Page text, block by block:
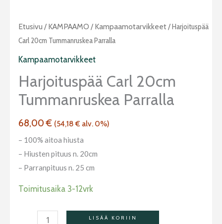
Etusivu / KAMPAAMO / Kampaamotarvikkeet/ Harjoituspää
Carl 20cm Tummanruskea Parralla
Kampaamotarvikkeet
Harjoituspää Carl 20cm
Tummanruskea Parralla
68,00€ (54,18€ alv. 0%)
– 100% aitoa hiusta
– Hiusten pituus n. 20cm
– Parranpituus n. 25 cm
Toimitusaika 3-12vrk
Harjoituspää
Carl
20cm
parralla
määrä
LISÄÄ KORIIN